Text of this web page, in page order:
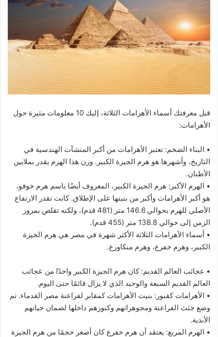
قبل معرفتك أسماء الأهرامات الثلاثة، إليك 10 معلومات مثيرة حول
الأهرامات:
• البناء الضخم: تعتبر الأهرامات من أكبر المنشآت الهندسية في
التاريخ، وأشهرها هو هرم الجيزة الكبير. وزن هذا الهرم يقدر بملايين
الأطنان.
• الهرم الأكبر: هرم الجيزة الكبير، المعروف أيضًا باسم هرم خوفو،
هو أكبر الأهرامات وأكبر من بنيتها على الإطلاق. كانت تقدر الارتفاع
الأصلي للهرم بحوالي 146.6 متر (481 قدم)، ولكنه تقلص بمرور
الزمن إلى حوالي 138.8 متر (455 قدم).
• أسماء الأهرامات الثلاثة الأكثر شهرة في مصر هي هرم الجيزة
الكبير، وهرم خفرع، وهرم منكاورع.
• عجائب العالم القديم: كان هرم الجيزة الكبير واحدًا من عجائب
العالم القديم السبعة والوحيد الذي لا يزال قائمًا حتى اليوم.
• الأهرامات كقبور: بنيت الأهرامات كمقابر لفراعنة مصر القدماء. تم
وضع جثث الفراعنة ومجوهراتهم وكنوزهم داخلها لضمان حياتهم
الأبدية.
• الهرم المربع: يعتقد أن هرم خفرع كان أصغر حجمًا من هرم الجيزة